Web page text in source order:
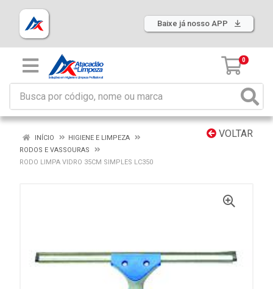
Baixe já nosso APP
0
VOLTAR
INÍCIO
HIGIENE E LIMPEZA
RODOS E VASSOURAS
RODO LIMPA VIDRO 35CM SIMPLES LC350